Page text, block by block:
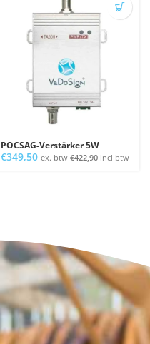
POCSAG-Verstärker 5W
€349,50 ex. btw €422,90 incl btw